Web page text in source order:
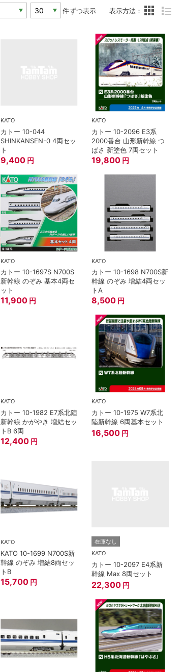
件ずつ表示 表示方法：
KATO
カトー 10-044
SHINKANSEN-0 4両セッ
ト
9,400 円
KATO
カトー 10-2096 E3系
2000番台 山形新幹線 つ
ばさ 新塗色 7両セット
19,800 円
KATO
カトー 10-1697S N700S
新幹線 のぞみ 基本4両セ
ット
11,900 円
KATO
カトー 10-1698 N700S新
幹線 のぞみ 増結4両セッ
トA
8,500 円
KATO
カトー 10-1982 E7系北陸
新幹線 かがやき 増結セッ
トB 6両
12,400 円
KATO
カトー 10-1975 W7系北
陸新幹線 6両基本セット
16,500 円
KATO
KATO 10-1699 N700S新
幹線 のぞみ 増結8両セッ
トB
15,700 円
在庫なし
KATO
カトー 10-2097 E4系新
幹線 Max 8両セット
22,300 円